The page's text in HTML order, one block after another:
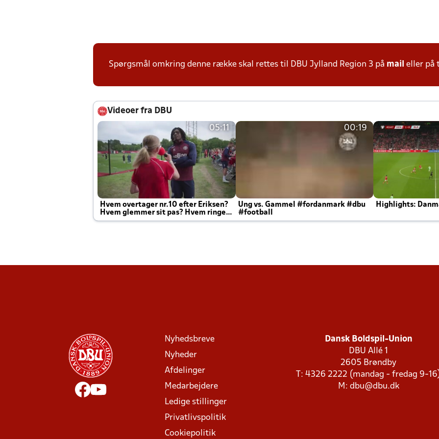
Spørgsmål omkring denne række skal rettes til DBU Jylland Region 3 på mail eller på
Videoer fra DBU
05:11
Hvem overtager nr.10 efter Eriksen?
Hvem glemmer sit pas? Hvem ringer
Joachim altid til efter kampe?
00:19
Ung vs. Gammel #fordanmark #dbu
#football
Highlights:
Nyhedsbreve
Nyheder
Afdelinger
Medarbejdere
Ledige stillinger
Privatlivspolitik
Cookiepolitik
Dansk Boldspil-Union
DBU Allé 1
2605 Brøndby
T: 4326 2222 (mandag - fredag 9-
M: dbu@dbu.dk